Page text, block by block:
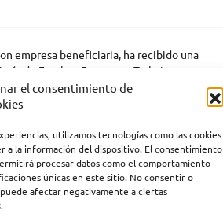
el consentimiento de
utilizamos tecnologías como las cookies
a la información del dispositivo. El consentimiento
procesar datos como el comportamiento
únicas en este sitio. No consentir o
afectar negativamente a ciertas
empresa beneficiaria, ha recibido una
de Empleo, Empresa y Trabajo
Andalucía, financiada por la Unión
FSE+ Andalucía 2021-2027,
en el ámbito de la Comunidad
Línea 2. Incentivo a la segunda o
indefinidas ordinarias por parte de
y a cualquier contratación
de pymes.